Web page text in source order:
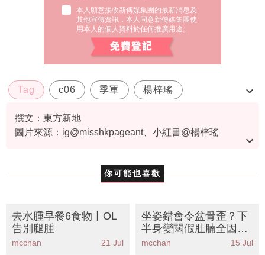
本人願意接收新傳媒集團的最新消息及
其他宣傳資訊，本人同意新傳媒集團使
用本人的個人資料於任何推廣用途。
Tag c06 季軍 楊梓瑤
香港小姐2024
撰文：東方新地
圖片來源：ig@misshkpageant、小紅書@楊梓瑤
瑤amina
你可能也喜歡
去水腫早餐6食物丨OL
告別腿腫
mcchan 21 Jul
坐姿錯會令盆骨歪？下
半身變闊假肚腩全因
「骨盆前傾」丨物理治
mcchan 15 Jul